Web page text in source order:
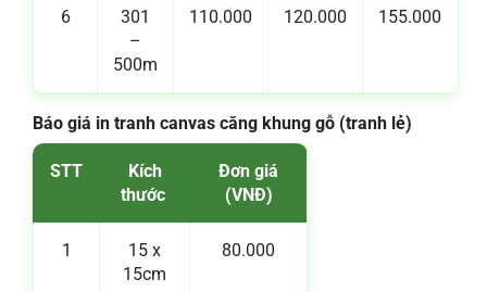
6
301
–
500m
110.000 120.000 155.000
Báo giá in tranh canvas căng khung gỗ (tranh lẻ)
STT
Kích
thước
Đơn giá
(VNĐ)
1
15 x
15cm
80.000